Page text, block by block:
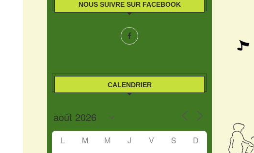
NOUS SUIVRE SUR FACEBOOK
CALENDRIER
L M M J V S D